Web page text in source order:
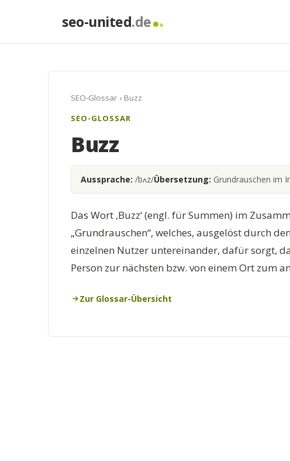
seo-united.de
SEO-Glossar › Buzz
SEO-GLOSSAR
Buzz
Aussprache: /bʌz/Übersetzung: Grundrauschen im
Das Wort ‚Buzz‘ (engl. für Summen) im
„Grundrauschen“, welches, ausgelöst durch
einzelnen Nutzer untereinander, dafür sorgt,
Person zur nächsten bzw. von einem Ort zum
Zur Glossar-Übersicht